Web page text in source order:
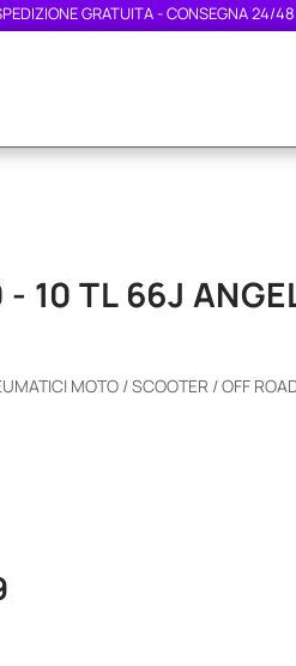
GRATUITA - CONSEGNA 24/48
10 TL 66J
MOTO / SCOOTER / OFF